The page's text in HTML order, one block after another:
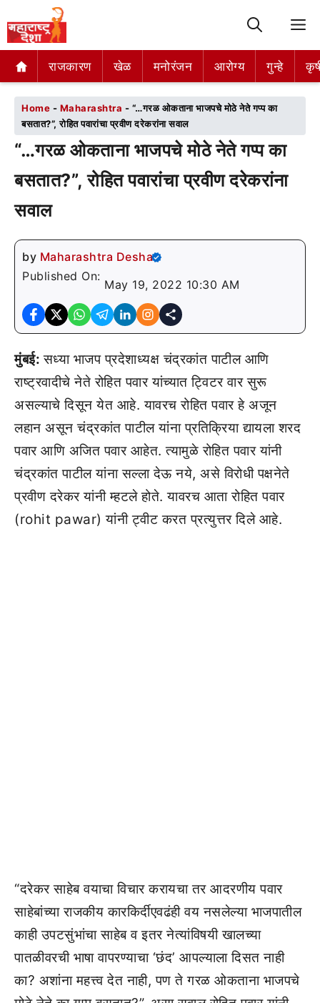
राजकारण खेळ मनोरंजन आरोग्य गुन्हे
राजकारण खेळ मनोरंजन आरोग्य गुन्हे
Home - Maharashtra - “…गरळ ओकताना भाजपचे मोठे नेते गप्प का
बसतात?”, रोहित पवारांचा प्रवीण दरेकरांना सवाल
“…गरळ ओकताना भाजपचे मोठे नेते गप्प का
बसतात?”, रोहित पवारांचा प्रवीण दरेकरांना
सवाल
by Maharashtra Desha
Published On:
May 19, 2022 10:30 AM
मुंबई:सध्या भाजप प्रदेशाध्यक्ष चंद्रकांत पाटील आणि
राष्ट्रवादीचे नेते रोहित पवार यांच्यात ट्विटर वार सुरू
असल्याचे दिसून येत आहे. यावरच रोहित पवार हे अजून
लहान असून चंद्रकांत पाटील यांना प्रतिक्रिया द्यायला शरद
पवार आणि अजित पवार आहेत. त्यामुळे रोहित पवार यांनी
चंद्रकांत पाटील यांना सल्ला देऊ नये, असे विरोधी पक्षनेते
प्रवीण दरेकर यांनी म्हटले होते. यावरच आता रोहित पवार
(rohit pawar) यांनी ट्वीट करत प्रत्युत्तर दिले आहे.
“दरेकर साहेब वयाचा विचार करायचा तर आदरणीय पवार
साहेबांच्या राजकीय कारकिर्दीएवढंही वय नसलेल्या भाजपातील
काही उपटसुंभांचा साहेब व इतर नेत्यांविषयी खालच्या
पातळीवरची भाषा वापरण्याचा ‘छंद’ आपल्याला दिसत नाही
का? अशांना महत्त्व देत नाही, पण ते गरळ ओकताना भाजपचे